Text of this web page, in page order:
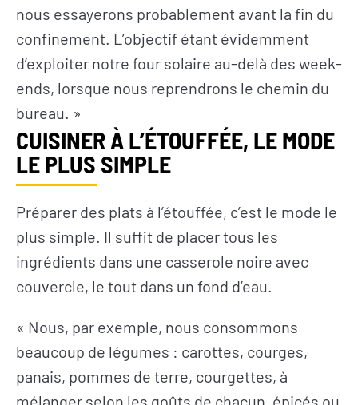
nous essayerons probablement avant la fin du
confinement. L’objectif étant évidemment
d’exploiter notre four solaire au-delà des week-
ends, lorsque nous reprendrons le chemin du
bureau. »
CUISINER À L’ÉTOUFFÉE, LE MODE
LE PLUS SIMPLE
Préparer des plats à l’étouffée, c’est le mode le
plus simple. Il suffit de placer tous les
ingrédients dans une casserole noire avec
couvercle, le tout dans un fond d’eau.
« Nous, par exemple, nous consommons
beaucoup de légumes : carottes, courges,
panais, pommes de terre, courgettes, à